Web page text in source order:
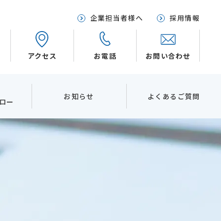
アクセス お電話 お問い合わせ
企業担当者様へ 採用情報
ー
お知らせ よくあるご質問